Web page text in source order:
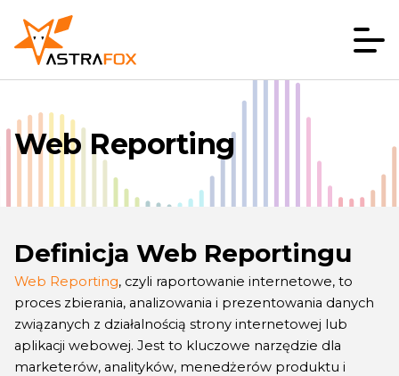
Web Reporting
Definicja Web Reportingu
Web Reporting, czyli raportowanie internetowe, to
proces zbierania, analizowania i prezentowania danych
związanych z działalnością strony internetowej lub
aplikacji webowej. Jest to kluczowe narzędzie dla
marketerów, analityków, menedżerów produktu i